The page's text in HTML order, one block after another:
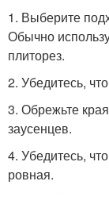
1. Выберите
Обычно
плиторез.
2. Убедитесь,
3. Обрежьте
заусенцев.
4. Убедитесь,
ровная.